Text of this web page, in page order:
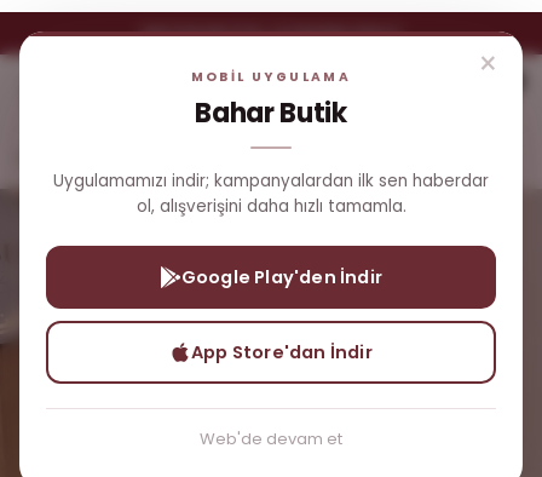
×
MOBİL UYGULAMA
Bahar Butik
Uygulamamızı indir; kampanyalardan ilk sen haberdar
ol, alışverişini daha hızlı tamamla.
App Store'dan İndir
Google Play'den İndir
Web'de devam et
YENI ÜYELERE ÖZEL %5 İNDIRIM FIRSATI